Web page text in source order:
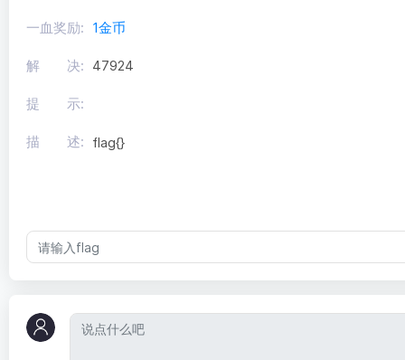
一血奖励: 1金币
解 决: 47924
提 示:
描 述: flag{}